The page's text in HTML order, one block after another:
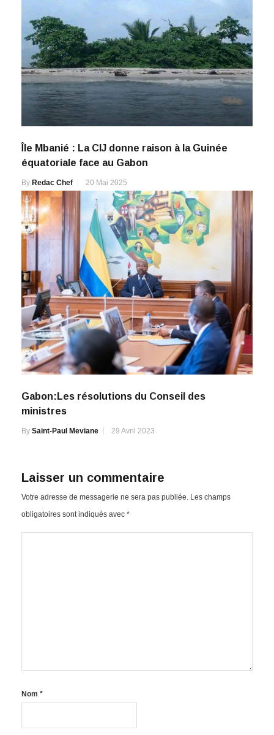
Île Mbanié : La CIJ donne raison à la Guinée
équatoriale face au Gabon
By Redac Chef 20 Mai 2025
Gabon:Les résolutions du Conseil des
ministres
By Saint-Paul Meviane 29 Avril 2023
Laisser un commentaire
Votre adresse de messagerie ne sera pas publiée. Les champs
obligatoires sont indiqués avec *
Nom *